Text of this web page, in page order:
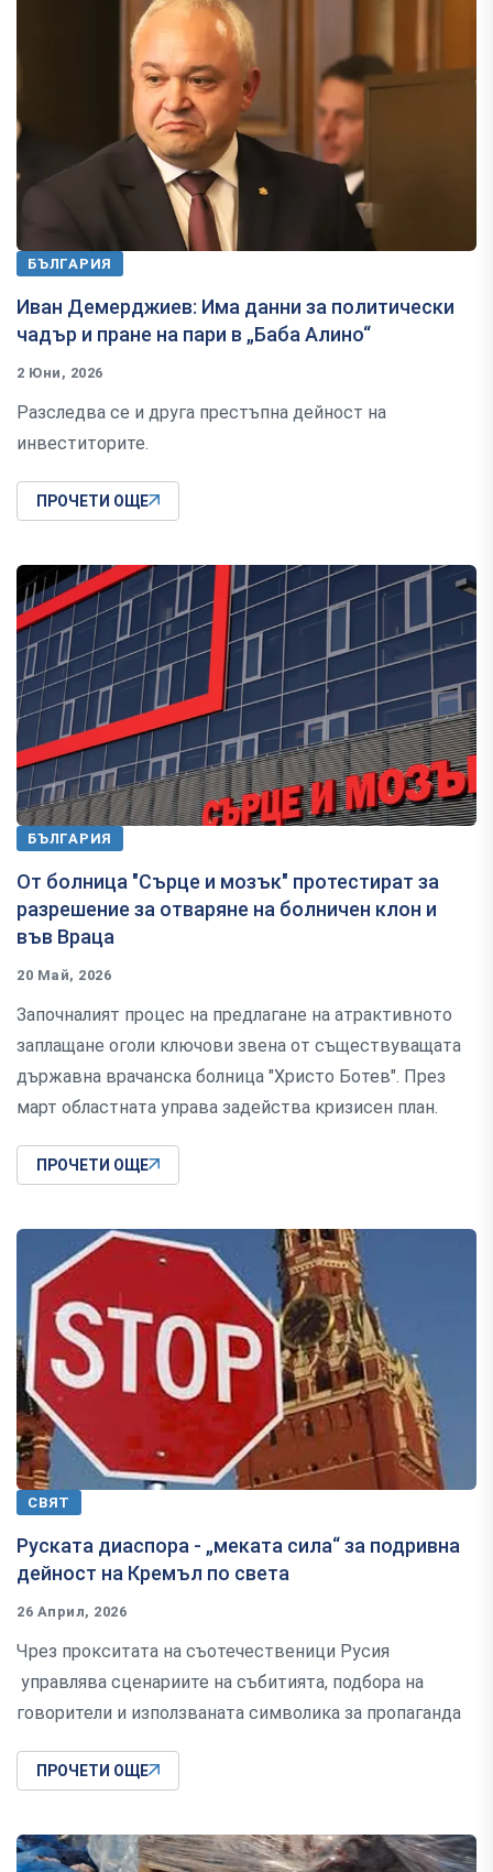
БЪЛГАРИЯ
Иван Демерджиев: Има данни за политически
чадър и пране на пари в „Баба Алино“
2 Юни, 2026
Разследва се и друга престъпна дейност на
инвеститорите.
ПРОЧЕТИ ОЩЕ
БЪЛГАРИЯ
От болница "Сърце и мозък" протестират за
разрешение за отваряне на болничен клон и
във Враца
20 Май, 2026
Започналият процес на предлагане на атрактивното
заплащане оголи ключови звена от съществуващата
държавна врачанска болница "Христо Ботев". През
март областната управа задейства кризисен план.
ПРОЧЕТИ ОЩЕ
СВЯТ
Руската диаспора - „меката сила“ за подривна
дейност на Кремъл по света
26 Април, 2026
Чрез прокситата на съотечественици Русия
управлява сценариите на събитията, подбора на
говорители и използваната символика за пропаганда
ПРОЧЕТИ ОЩЕ